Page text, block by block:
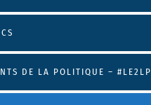
DE LA POLITIQUE – #LE2LP